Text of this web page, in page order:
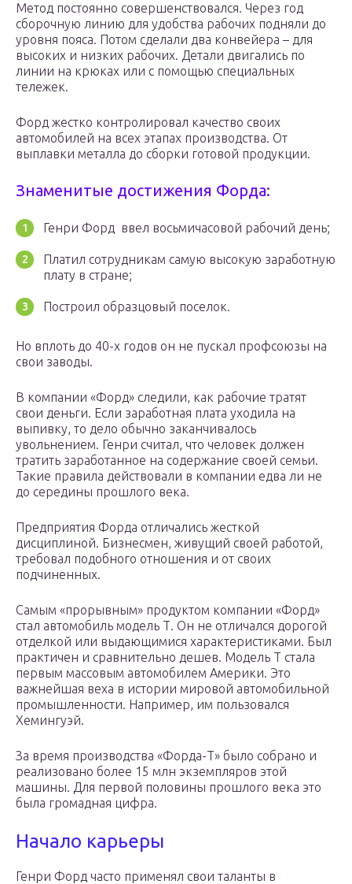
Метод постоянно совершенствовался. Через год
сборочную линию для удобства рабочих подняли до
уровня пояса. Потом сделали два конвейера – для
высоких и низких рабочих. Детали двигались по
линии на крюках или с помощью специальных
тележек.
Форд жестко контролировал качество своих
автомобилей на всех этапах производства. От
выплавки металла до сборки готовой продукции.
Знаменитые достижения Форда:
Генри Форд ввел восьмичасовой рабочий день;
Платил сотрудникам самую высокую заработную
плату в стране;
Построил образцовый поселок.
Но вплоть до 40-х годов он не пускал профсоюзы на
свои заводы.
В компании «Форд» следили, как рабочие тратят
свои деньги. Если заработная плата уходила на
выпивку, то дело обычно заканчивалось
увольнением. Генри считал, что человек должен
тратить заработанное на содержание своей семьи.
Такие правила действовали в компании едва ли не
до середины прошлого века.
Предприятия Форда отличались жесткой
дисциплиной. Бизнесмен, живущий своей работой,
требовал подобного отношения и от своих
подчиненных.
Самым «прорывным» продуктом компании «Форд»
стал автомобиль модель Т. Он не отличался дорогой
отделкой или выдающимися характеристиками. Был
практичен и сравнительно дешев. Модель Т стала
первым массовым автомобилем Америки. Это
важнейшая веха в истории мировой автомобильной
промышленности. Например, им пользовался
Хемингуэй.
За время производства «Форда-Т» было собрано и
реализовано более 15 млн экземпляров этой
машины. Для первой половины прошлого века это
была громадная цифра.
Начало карьеры
Генри Форд часто применял свои таланты в